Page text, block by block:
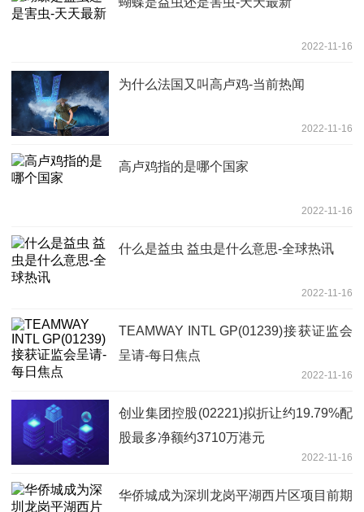
2022-11-16
为什么法国又叫高卢鸡-当前热闻
2022-11-16
高卢鸡指的是哪个国家
2022-11-16
什么是益虫 益虫是什么意思-全球热讯
2022-11-16
TEAMWAY INTL GP(01239)接获证监会
呈请-每日焦点
2022-11-16
创业集团控股(02221)拟折让约19.79%配
股最多净额约3710万港元
2022-11-16
华侨城成为深圳龙岗平湖西片区项目前期